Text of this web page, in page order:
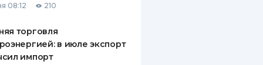
08:12 210
торговля
в июле экспорт
импорт